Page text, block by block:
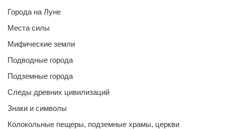
Города на Луне
Места силы
Мифические земли
Подводные города
Подземные города
Следы древних цивилизаций
Знаки и символы
Колокольные пещеры, подземные храмы, церкви